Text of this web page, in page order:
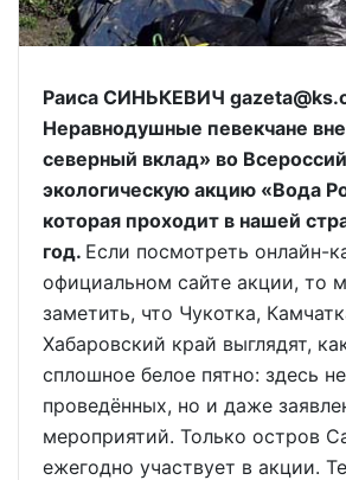
Раиса СИНЬКЕВИЧ
Неравнодушные певекчане
северный вклад» во
экологическую акцию «Вода
которая проходит в нашей
год. Если посмотреть онлайн-
официальном сайте акции, то
заметить, что Чукотка,
Хабаровский край выглядят,
сплошное белое пятно: здесь
проведённых, но и даже
мероприятий. Только остров
ежегодно участвует в акции.